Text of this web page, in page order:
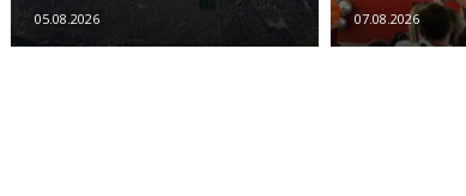
05.08.2026 07.08.2026